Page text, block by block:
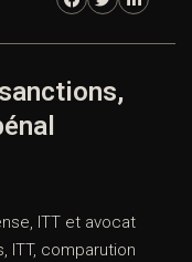
ITT et avocat
ITT, comparution